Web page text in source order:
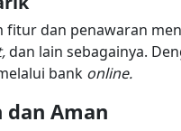
dan penawaran
dan lain sebagainya.
bank online.
dan Aman